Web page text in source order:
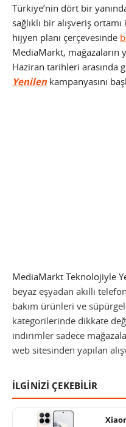
Türkiye’nin dört bir
sağlıklı bir alışveriş
hijyen planı çerçevesinde
MediaMarkt, mağazaların
Haziran tarihleri arasında
Yenilenkampanyasını
MediaMarkt Teknolojiyle
beyaz eşyadan akıllı
bakım ürünleri ve
kategorilerinde dikkate
indirimler sadece
web sitesinden yapılan
İLGİNİZİ ÇEKEBİLİR